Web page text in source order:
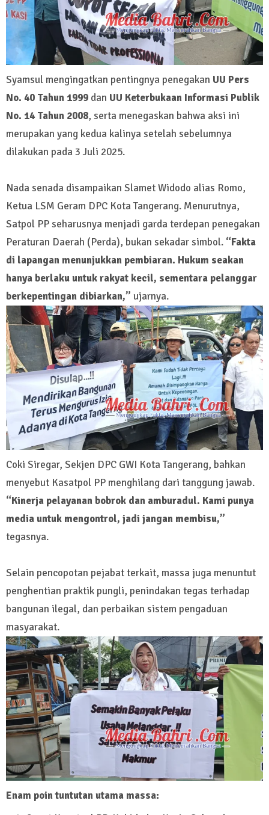
Syamsul mengingatkan pentingnya penegakan UU Pers
No. 40 Tahun 1999 dan UU Keterbukaan Informasi Publik
No. 14 Tahun 2008, serta menegaskan bahwa aksi ini
merupakan yang kedua kalinya setelah sebelumnya
dilakukan pada 3 Juli 2025.
Nada senada disampaikan Slamet Widodo alias Romo,
Ketua LSM Geram DPC Kota Tangerang. Menurutnya,
Satpol PP seharusnya menjadi garda terdepan penegakan
Peraturan Daerah (Perda), bukan sekadar simbol. “Fakta
di lapangan menunjukkan pembiaran. Hukum seakan
hanya berlaku untuk rakyat kecil, sementara pelanggar
berkepentingan dibiarkan,” ujarnya.
Coki Siregar, Sekjen DPC GWI Kota Tangerang, bahkan
menyebut Kasatpol PP menghilang dari tanggung jawab.
“Kinerja pelayanan bobrok dan amburadul. Kami punya
media untuk mengontrol, jadi jangan membisu,”
tegasnya.
Selain pencopotan pejabat terkait, massa juga menuntut
penghentian praktik pungli, penindakan tegas terhadap
bangunan ilegal, dan perbaikan sistem pengaduan
masyarakat.
Enam poin tuntutan utama massa: